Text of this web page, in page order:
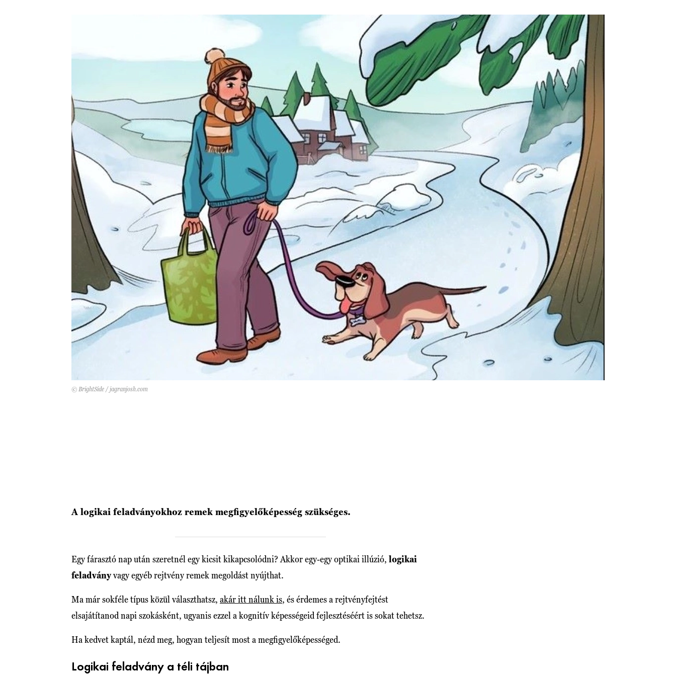
© BrightSide / jagranjosh.com
A logikai feladványokhoz remek megfigyelőképesség szükséges.
Egy fárasztó nap után szeretnél egy kicsit kikapcsolódni? Akkor egy-egy optikai illúzió, logikai
feladványvagy egyéb rejtvény remek megoldást nyújthat.
Ma már sokféle típus közül választhatsz, akár itt nálunk is, és érdemes a rejtvényfejtést
elsajátítanod napi szokásként, ugyanis ezzel a kognitív képességeid fejlesztéséért is sokat tehetsz.
Ha kedvet kaptál, nézd meg, hogyan teljesít most a megfigyelőképességed.
Logikai feladvány a téli tájban